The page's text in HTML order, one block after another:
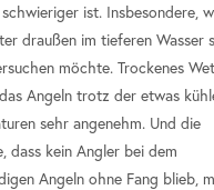
ist. Insbesondere,
draußen im tieferen Wasser
möchte. Trockenes
Angeln trotz der etwas
sehr angenehm. Und die
dass kein Angler bei dem
Angeln ohne Fang blieb,